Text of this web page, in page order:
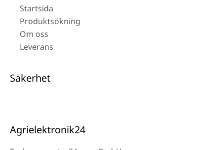
Startsida
Produktsökning
Om oss
Leverans
Säkerhet
Agrielektronik24